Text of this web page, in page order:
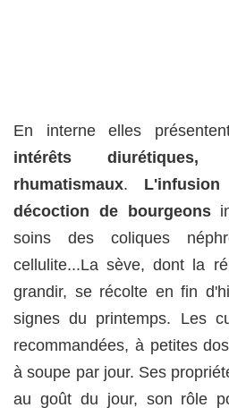
En interne elles
intérêts diurétiques,
rhumatismaux.
décoction de bourgeons
soins des coliques
cellulite...La sève, dont la
grandir, se récolte en fin
signes du printemps. Les
recommandées, à petites
à soupe par jour. Ses
au goût du jour, son rôle